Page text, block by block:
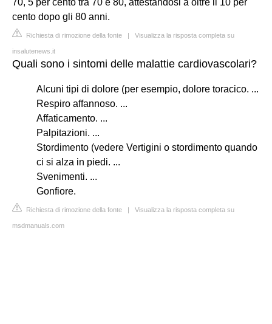
cento dopo gli 80 anni.
Richiesta di rimozione della fonte | Visualizza la risposta completa su
insalutenews.it
Quali sono i sintomi delle malattie cardiovascolari?
Alcuni tipi di dolore (per esempio, dolore toracico. ...
Respiro affannoso. ...
Affaticamento. ...
Palpitazioni. ...
Stordimento (vedere Vertigini o stordimento quando
ci si alza in piedi. ...
Svenimenti. ...
Gonfiore.
Richiesta di rimozione della fonte | Visualizza la risposta completa su
msdmanuals.com